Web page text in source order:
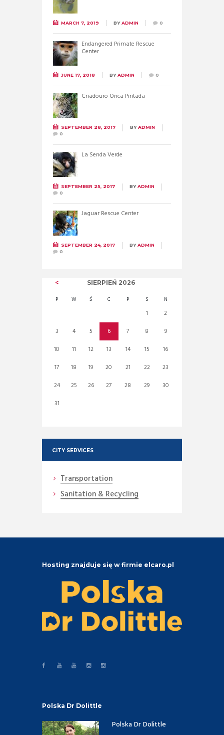
MARCH 7, 2019 BYADMIN 0
Endangered Primate Rescue
Center
JUNE 17, 2018 BYADMIN 0
Criadouro Onca Pintada
SEPTEMBER 28, 2017 BYADMIN
0
La Senda Verde
SEPTEMBER 25, 2017 BYADMIN
0
Jaguar Rescue Center
SEPTEMBER 24, 2017 BYADMIN
0
SIERPIEŃ 2026
P W Ś C P S N
1
2
3
4 5 6 7 8
9
10
11 12 13 14 15
16
17
18 19 20 21 22
23
24
25 26 27 28 29
30
31
CITY SERVICES
Transportation
Sanitation & Recycling
Hosting znajduje się w firmie elcaro.pl
Polska Dr Dolittle
Polska Dr Dolittle